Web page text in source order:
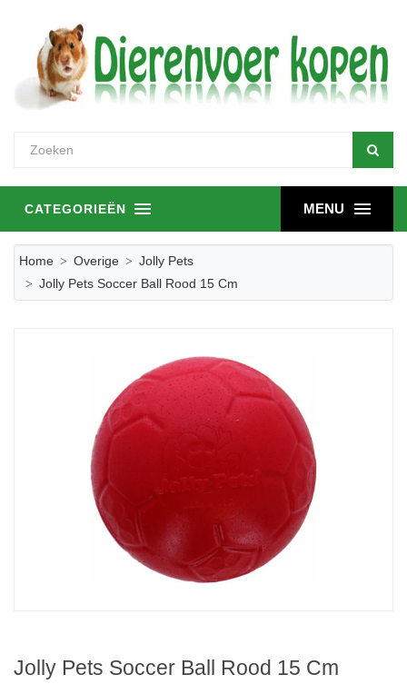
MENU
CATEGORIEËN
Home Overige
Jolly Pets
Jolly Pets Soccer Ball Rood 15 Cm
Jolly Pets Soccer Ball Rood 15 Cm